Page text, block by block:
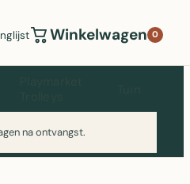
Winkelwagen 0
na ontvangst.